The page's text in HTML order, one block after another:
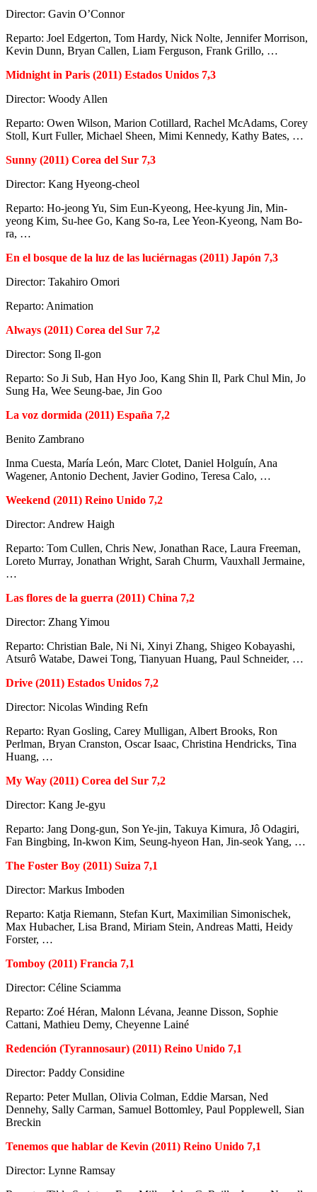
Director: Gavin O’Connor
Reparto: Joel Edgerton, Tom Hardy, Nick Nolte, Jennifer Morrison,
Kevin Dunn, Bryan Callen, Liam Ferguson, Frank Grillo, …
Midnight in Paris (2011) Estados Unidos 7,3
Director: Woody Allen
Reparto: Owen Wilson, Marion Cotillard, Rachel McAdams, Corey
Stoll, Kurt Fuller, Michael Sheen, Mimi Kennedy, Kathy Bates, …
Sunny (2011) Corea del Sur 7,3
Director: Kang Hyeong-cheol
Reparto: Ho-jeong Yu, Sim Eun-Kyeong, Hee-kyung Jin, Min-
yeong Kim, Su-hee Go, Kang So-ra, Lee Yeon-Kyeong, Nam Bo-
ra, …
En el bosque de la luz de las luciérnagas (2011) Japón 7,3
Director: Takahiro Omori
Reparto: Animation
Always (2011) Corea del Sur 7,2
Director: Song Il-gon
Reparto: So Ji Sub, Han Hyo Joo, Kang Shin Il, Park Chul Min, Jo
Sung Ha, Wee Seung-bae, Jin Goo
La voz dormida (2011) España 7,2
Benito Zambrano
Inma Cuesta, María León, Marc Clotet, Daniel Holguín, Ana
Wagener, Antonio Dechent, Javier Godino, Teresa Calo, …
Weekend (2011) Reino Unido 7,2
Director: Andrew Haigh
Reparto: Tom Cullen, Chris New, Jonathan Race, Laura Freeman,
Loreto Murray, Jonathan Wright, Sarah Churm, Vauxhall Jermaine,
…
Las flores de la guerra (2011) China 7,2
Director: Zhang Yimou
Reparto: Christian Bale, Ni Ni, Xinyi Zhang, Shigeo Kobayashi,
Atsurô Watabe, Dawei Tong, Tianyuan Huang, Paul Schneider, …
Drive (2011) Estados Unidos 7,2
Director: Nicolas Winding Refn
Reparto: Ryan Gosling, Carey Mulligan, Albert Brooks, Ron
Perlman, Bryan Cranston, Oscar Isaac, Christina Hendricks, Tina
Huang, …
My Way (2011) Corea del Sur 7,2
Director: Kang Je-gyu
Reparto: Jang Dong-gun, Son Ye-jin, Takuya Kimura, Jô Odagiri,
Fan Bingbing, In-kwon Kim, Seung-hyeon Han, Jin-seok Yang, …
The Foster Boy (2011) Suiza 7,1
Director: Markus Imboden
Reparto: Katja Riemann, Stefan Kurt, Maximilian Simonischek,
Max Hubacher, Lisa Brand, Miriam Stein, Andreas Matti, Heidy
Forster, …
Tomboy (2011) Francia 7,1
Director: Céline Sciamma
Reparto: Zoé Héran, Malonn Lévana, Jeanne Disson, Sophie
Cattani, Mathieu Demy, Cheyenne Lainé
Redención (Tyrannosaur) (2011) Reino Unido 7,1
Director: Paddy Considine
Reparto: Peter Mullan, Olivia Colman, Eddie Marsan, Ned
Dennehy, Sally Carman, Samuel Bottomley, Paul Popplewell, Sian
Breckin
Tenemos que hablar de Kevin (2011) Reino Unido 7,1
Director: Lynne Ramsay